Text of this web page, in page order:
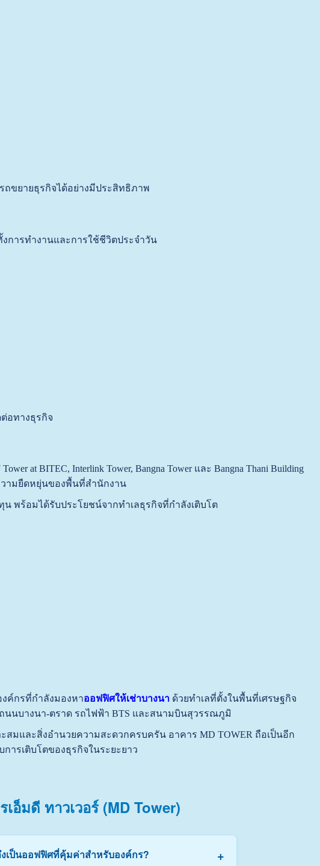
ขยายธุรกิจได้อย่างมีประสิทธิภาพ
การทำงานและการใช้ชีวิตประจำวัน
อทางธุรกิจ
at BITEC, Interlink Tower, Bangna Tower และ Bangna Thani Building
วามยืดหยุ่นของพื้นที่สำนักงาน
พร้อมได้รับประโยชน์จากทำเลธุรกิจที่กำลังเติบโต
งค์กรที่กำลังมองหาออฟฟิศให้เช่าบางนาด้วยทำเลที่ตั้งในพื้นที่เศรษฐกิจ
นบางนา-ตราด รถไฟฟ้า BTS และสนามบินสุวรรณภูมิ
และสิ่งอำนวยความสะดวกครบครัน อาคาร MD TOWER ถือเป็นอีก
ารเติบโตของธุรกิจในระยะยาว
อ็มดี ทาวเวอร์ (MD Tower)
เป็นออฟฟิศที่คุ้มค่าสำหรับองค์กร? +